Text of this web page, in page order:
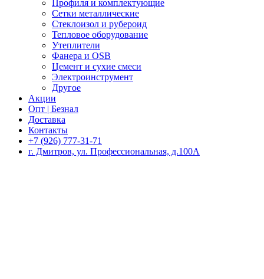
Профиля и комплектующие
Сетки металлические
Стеклоизол и рубероид
Тепловое оборудование
Утеплители
Фанера и OSB
Цемент и сухие смеси
Электроинструмент
Другое
Акции
Опт | Безнал
Доставка
Контакты
+7 (926) 777-31-71
г. Дмитров, ул. Профессиональная, д.100А